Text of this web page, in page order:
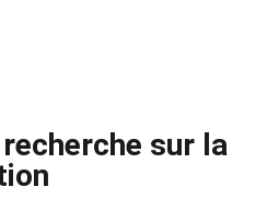
sur la